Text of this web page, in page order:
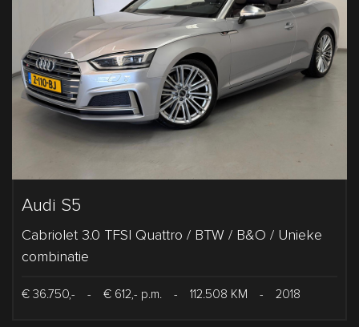
Audi S5
Cabriolet 3.0 TFSI Quattro / BTW / B&O / Unieke
combinatie
€ 36.750,- - € 612,- p.m. - 112.508 KM - 2018